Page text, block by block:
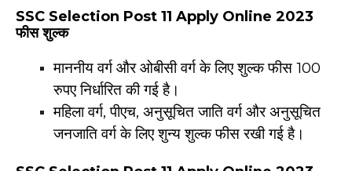
SSC Selection Post 11 Apply Online 2023
फीस शुल्क
माननीय वर्ग और ओबीसी वर्ग के लिए शुल्क फीस 100
रुपए निर्धारित की गई है।
महिला वर्ग, पीएच, अनुसूचित जाति वर्ग और अनुसूचित
जनजाति वर्ग के लिए शुन्य शुल्क फीस रखी गई है।